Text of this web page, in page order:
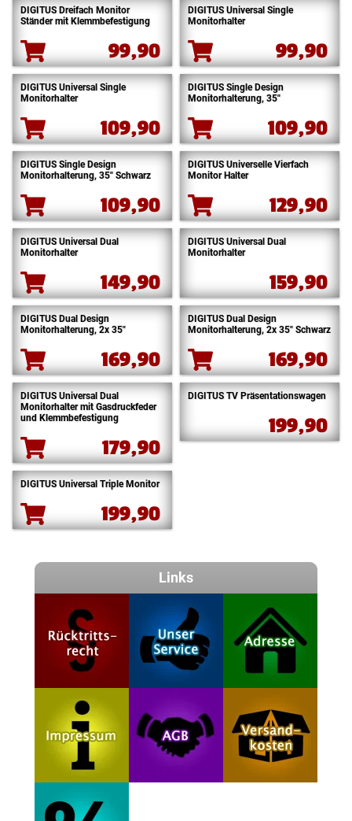
DIGITUS Dreifach Monitor
Ständer mit Klemmbefestigung
99,90
DIGITUS Universal Single
Monitorhalter
99,90
DIGITUS Universal Single
Monitorhalter
109,90
DIGITUS Single Design
Monitorhalterung, 35″
109,90
DIGITUS Single Design
Monitorhalterung, 35″ Schwarz
109,90
DIGITUS Universelle Vierfach
Monitor Halter
129,90
DIGITUS Universal Dual
Monitorhalter
149,90
DIGITUS Universal Dual
Monitorhalter
159,90
DIGITUS Dual Design
Monitorhalterung, 2x 35″
169,90
DIGITUS Dual Design
Monitorhalterung, 2x 35″ Schwarz
169,90
DIGITUS Universal Dual
Monitorhalter mit Gasdruckfeder
und Klemmbefestigung
179,90
DIGITUS TV Präsentationswagen
199,90
DIGITUS Universal Triple Monitor
199,90
Links